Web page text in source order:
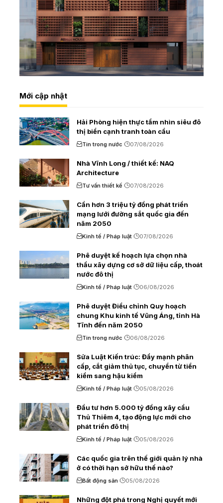
Mới cập nhật
Hải Phòng hiện thực tầm nhìn siêu đô
thị biển cạnh tranh toàn cầu
Tin trong nước 07/08/2026
Nhà Vĩnh Long / thiết kế: NAQ
Architecture
Tư vấn thiết kế 07/08/2026
Cần hơn 3 triệu tỷ đồng phát triển
mạng lưới đường sắt quốc gia đến
năm 2050
Kinh tế / Pháp luật 07/08/2026
Phê duyệt kế hoạch lựa chọn nhà
thầu xây dựng cơ sở dữ liệu cấp, thoát
nước đô thị
Kinh tế / Pháp luật 06/08/2026
Phê duyệt Điều chỉnh Quy hoạch
chung Khu kinh tế Vũng Áng, tỉnh Hà
Tĩnh đến năm 2050
Tin trong nước 06/08/2026
Sửa Luật Kiến trúc: Đẩy mạnh phân
cấp, cắt giảm thủ tục, chuyển từ tiền
kiểm sang hậu kiểm
Kinh tế / Pháp luật 05/08/2026
Đầu tư hơn 5.000 tỷ đồng xây cầu
Thủ Thiêm 4, tạo động lực mới cho
phát triển đô thị
Kinh tế / Pháp luật 05/08/2026
Các quốc gia trên thế giới quản lý nhà
ở có thời hạn sở hữu thế nào?
Bất động sản 05/08/2026
Những đột phá trong Nghị quyết mới